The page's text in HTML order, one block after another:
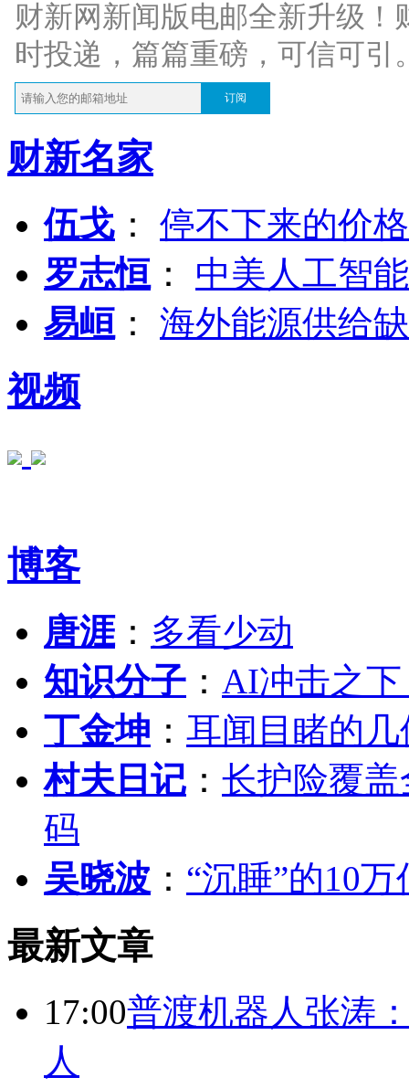
财新网新闻版电邮全新升级
时投递，篇篇重磅，可信可引
订阅
财新名家
伍戈 ： 停不下来的价
罗志恒 ： 中美人工智
易峘 ： 海外能源供给
视频
博客
唐涯： 多看少动
知识分子 ： AI冲击之
丁金坤 ： 耳闻目睹的
村夫日记 ： 长护险覆
码
吴晓波 ： “沉睡”的10
最新文章
17:00普渡机器人张涛
人